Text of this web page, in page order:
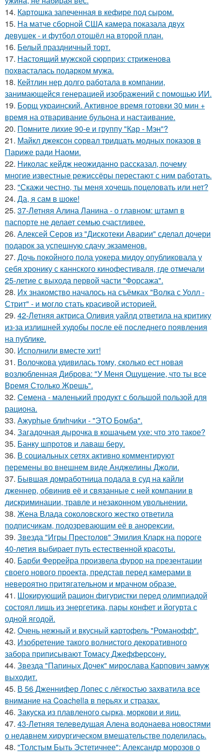
14. Картошка запеченная в кефире под сыром.
15. На матче сборной США камера показала двух
девушек - и футбол отошёл на второй план.
16. Белый праздничный торт.
17. Настоящий мужской сюрприз: стриженова
похвасталась подарком мужа.
18. Кейтлин нер долго работала в компании,
занимающейся генерацией изображений с помощью ИИ.
19. Борщ украинский. Активное время готовки 30 мин +
время на отваривание бульона и настаивание.
20. Помните лихие 90-е и группу "Кар - Мэн"?
21. Майкл джексон сорвал тридцать модных показов в
Париже ради Наоми.
22. Николас кейдж неожиданно рассказал, почему
многие известные режиссёры перестают с ним работать.
23. "Скажи честно, ты меня хочешь поцеловать или нет?
24. Да, я сам в шоке!
25. 37-Летняя Алина Ланина - о главном: штамп в
паспорте не делает семью счастливее.
26. Алексей Серов из "Дискотеки Аварии" сделал дочери
подарок за успешную сдачу экзаменов.
27. Дочь покойного пола уокера мидоу опубликовала у
себя хронику с каннского кинофестиваля, где отмечали
25-летие с выхода первой части "Форсажа".
28. Их знакомство началось на съёмках "Волка с Уолл -
Стрит" - и могло стать красивой историей.
29. 42-Летняя актриса Оливия уайлд ответила на критику
из-за излишней худобы после её последнего появления
на публике.
30. Исполнили вместе хит!
31. Волочкова удивилась тому, сколько ест новая
возлюбленная Диброва: "У Меня Ощущение, что ты все
Время Столько Жрешь".
32. Семена - маленький продукт с большой пользой для
рациона.
33. Ажурhые блиhчиkи - "ЭТO Бомба".
34. Загадочная дырочка в кошачьем ухе: что это такое?
35. Банку шпротов и лаваш беру.
36. В социальных сетях активно комментируют
перемены во внешнем виде Анджелины Джоли.
37. Бывшая домработница подала в суд на кайли
дженнер, обвинив её и связанные с ней компании в
дискриминации, травле и незаконном увольнении.
38. Жена Влада соколовского жестко ответила
подписчикам, подозревающим её в анорексии.
39. Звезда "Игры Престолов" Эмилия Кларк на пороге
40-летия выбирает путь естественной красоты.
40. Барби Феррейра произвела фурор на презентации
своего нового проекта, представ перед камерами в
невероятно притягательном и мрачном образе.
41. Шокирующий рацион фигуристки перед олимпиадой
состоял лишь из энергетика, пары конфет и йогурта с
одной ягодой.
42. Очень нежный и вкусный картофель "Романофф".
43. Изобретение такого волнистого декоративного
забора приписывают Томасу Джефферсону.
44. Звезда "Папиных Дочек" мирослава Карпович замуж
выходит.
45. В 56 Дженнифер Лопес с лёгкостью захватила все
внимание на Coachella в перьях и стразах.
46. Закуска из плавленого сырка, моркови и яиц.
47. 43-Летняя телеведущая Алена водонаева новостями
о недавнем хирургическом вмешательстве поделилась.
48. "Толстым Быть Эстетичнее": Александр морозов о